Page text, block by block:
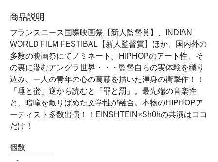
商品説明
フランスニース国際映画祭【新人監督賞】、INDIAN
WORLD FILM FESTIBAL【新人監督賞】ほか、国内外の
多数の映画祭にてノミネート。HIPHOPのアート性、そ
の裏に潜むアングラ世界・・・監督自らの実体験を織り
込み、一人の青年の心の葛藤を描いた渾身の衝撃作！！
「唾と蜜」逆から読むと「罪と罰」。最先端の音楽性
と、暗喩を散りばめた文学性が融合。本物のHIPHOPア
ーティスト多数出演！！EINSHTEIN×Sh0hの共演はココ
だけ！
個数